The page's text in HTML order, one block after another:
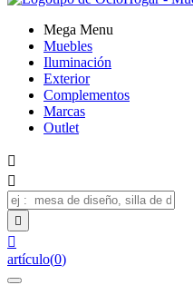
Mega Menu
Muebles
Iluminación
Exterior
Complementos
Marcas
Outlet




artículo(0)